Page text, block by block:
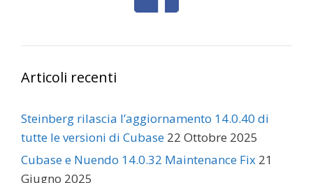
Articoli recenti
Steinberg rilascia l’aggiornamento 14.0.40 di
tutte le versioni di Cubase 22 Ottobre 2025
Cubase e Nuendo 14.0.32 Maintenance Fix 21
Giugno 2025